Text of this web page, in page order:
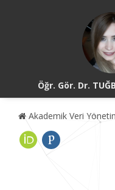
Öğr. Gör. Dr.
Akademik Veri